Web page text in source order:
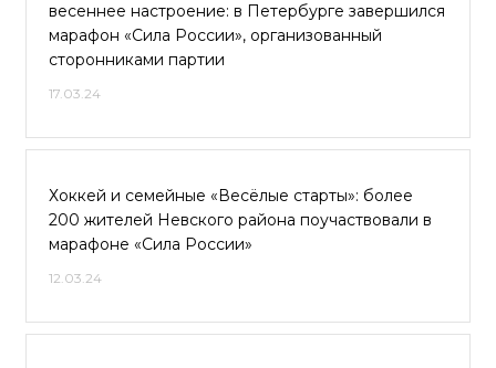
весеннее настроение: в Петербурге завершился
марафон «Сила России», организованный
сторонниками партии
17.03.24
Хоккей и семейные «Весёлые старты»: более
200 жителей Невского района поучаствовали в
марафоне «Сила России»
12.03.24